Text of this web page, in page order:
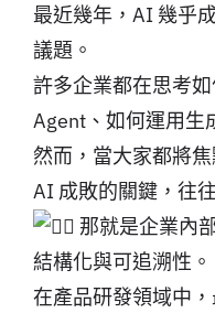
最近幾年，AI 幾乎
議題。
許多企業都在思考
Agent、如何運用生
然而，當大家都將
AI 成敗的關鍵，往
那就是企業內
結構化與可追溯性。
在產品研發領域中